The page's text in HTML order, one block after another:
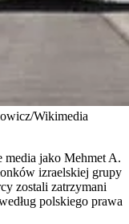
Wikimedia
jako Mehmet A.
izraelskiej grupy
zostali zatrzymani
polskiego prawa